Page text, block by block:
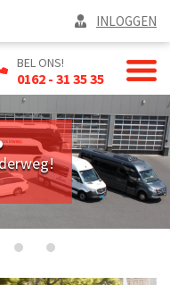
INLOGGEN
BEL ONS!
0162 - 31 35 35